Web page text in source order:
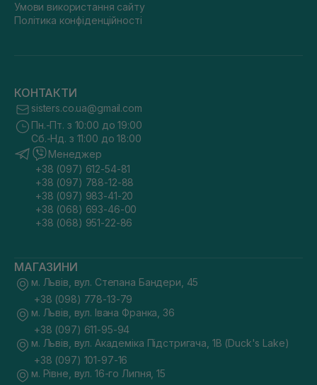
Умови використання сайту
Політика конфіденційності
КОНТАКТИ
sisters.co.ua@gmail.com
Пн.-Пт. з 10:00 до 19:00
Сб.-Нд. з 11:00 до 18:00
Менеджер
+38 (097) 612-54-81
+38 (097) 788-12-88
+38 (097) 983-41-20
+38 (068) 693-46-00
+38 (068) 951-22-86
МАГАЗИНИ
м. Львів, вул. Степана Бандери, 45
+38 (098) 778-13-79
м. Львів, вул. Івана Франка, 36
+38 (097) 611-95-94
м. Львів, вул. Академіка Підстригача, 1В (Duck's Lake)
+38 (097) 101-97-16
м. Рівне, вул. 16-го Липня, 15